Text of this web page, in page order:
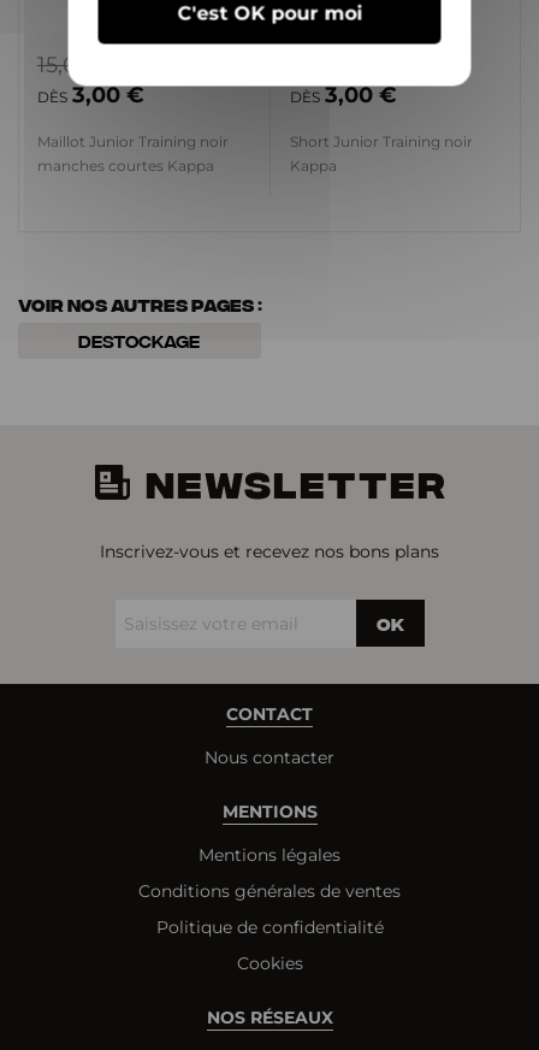
DÈS 3,00 €
15,00 €
Maillot Junior Training noir
manches courtes Kappa
DÈS 3,00 €
Short Junior Training noir
Kappa
Voir nos autres pages :
Destockage
NEWSLETTER
Inscrivez-vous et recevez nos bons plans
OK
CONTACT
Nous contacter
MENTIONS
Mentions légales
Conditions générales de ventes
Politique de confidentialité
Cookies
NOS RÉSEAUX
C'est OK pour moi